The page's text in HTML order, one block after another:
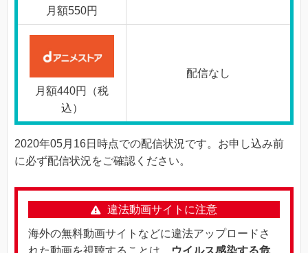
月額550円
月額440円（税
込）
配信なし
2020年05月16日時点での配信状況です。お申し込み前
に必ず配信状況をご確認ください。
違法動画サイトに注意
海外の無料動画サイトなどに違法アップロードさ
れた動画を視聴することは、
ウイルス感染する危